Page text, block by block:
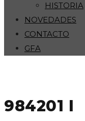
HISTORIA
NOVEDADES
CONTACTO
GFA
984201 I